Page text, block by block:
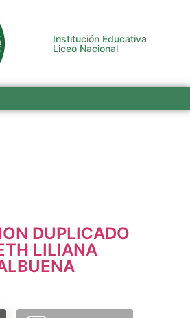
Institución Educativa
Liceo Nacional
DUPLICADO
LILIANA